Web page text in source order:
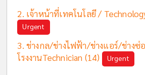
เจ้าหน้าที่เทคโนโลยี /
Urgent
ช่างกล/ช่างไฟฟ้า/ช่างแอร์/ช่างซ่
โรงงานTechnician (14) Urgent